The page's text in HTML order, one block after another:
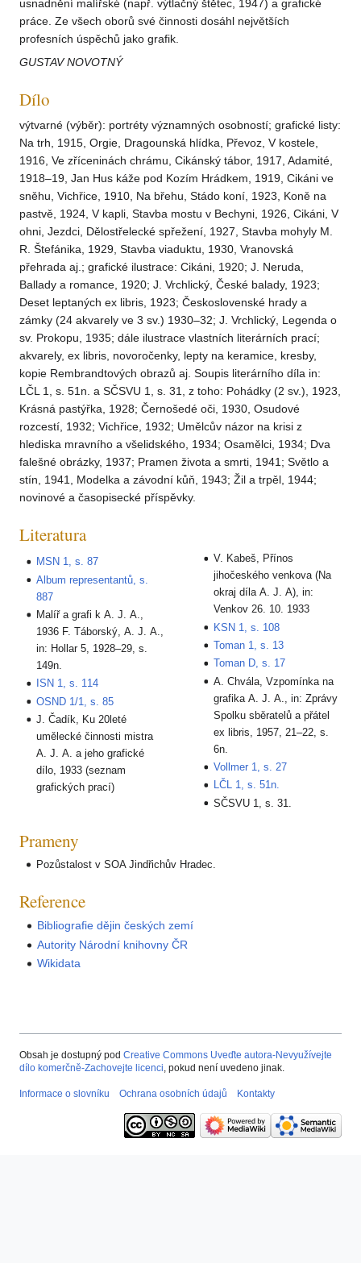
usnadnění malířské (např. výtlačný štětec, 1947) a grafické
práce. Ze všech oborů své činnosti dosáhl největších
profesních úspěchů jako grafik.
GUSTAV NOVOTNÝ
Dílo
výtvarné (výběr): portréty významných osobností; grafické listy:
Na trh, 1915, Orgie, Dragounská hlídka, Převoz, V kostele,
1916, Ve zříceninách chrámu, Cikánský tábor, 1917, Adamité,
1918–19, Jan Hus káže pod Kozím Hrádkem, 1919, Cikáni ve
sněhu, Vichřice, 1910, Na břehu, Stádo koní, 1923, Koně na
pastvě, 1924, V kapli, Stavba mostu v Bechyni, 1926, Cikáni, V
ohni, Jezdci, Dělostřelecké spřežení, 1927, Stavba mohyly M.
R. Štefánika, 1929, Stavba viaduktu, 1930, Vranovská
přehrada aj.; grafické ilustrace: Cikáni, 1920; J. Neruda,
Ballady a romance, 1920; J. Vrchlický, České balady, 1923;
Deset leptaných ex libris, 1923; Československé hrady a
zámky (24 akvarely ve 3 sv.) 1930–32; J. Vrchlický, Legenda o
sv. Prokopu, 1935; dále ilustrace vlastních literárních prací;
akvarely, ex libris, novoročenky, lepty na keramice, kresby,
kopie Rembrandtových obrazů aj. Soupis literárního díla in:
LČL 1, s. 51n. a SČSVU 1, s. 31, z toho: Pohádky (2 sv.), 1923,
Krásná pastýřka, 1928; Černošedé oči, 1930, Osudové
rozcestí, 1932; Vichřice, 1932; Umělcův názor na krisi z
hlediska mravního a všelidského, 1934; Osamělci, 1934; Dva
falešné obrázky, 1937; Pramen života a smrti, 1941; Světlo a
stín, 1941, Modelka a závodní kůň, 1943; Žil a trpěl, 1944;
novinové a časopisecké příspěvky.
Literatura
MSN 1, s. 87
Album representantů, s.
887
Malíř a grafi k A. J. A.,
1936 F. Táborský, A. J. A.,
in: Hollar 5, 1928–29, s.
149n.
ISN 1, s. 114
OSND 1/1, s. 85
J. Čadík, Ku 20leté
umělecké činnosti mistra
A. J. A. a jeho grafické
dílo, 1933 (seznam
grafických prací)
V. Kabeš, Přínos
jihočeského venkova (Na
okraj díla A. J. A), in:
Venkov 26. 10. 1933
KSN 1, s. 108
Toman 1, s. 13
Toman D, s. 17
A. Chvála, Vzpomínka na
grafika A. J. A., in: Zprávy
Spolku sběratelů a přátel
ex libris, 1957, 21–22, s.
6n.
Vollmer 1, s. 27
LČL 1, s. 51n.
SČSVU 1, s. 31.
Prameny
Pozůstalost v SOA Jindřichův Hradec.
Reference
Bibliografie dějin českých zemí
Autority Národní knihovny ČR
Wikidata
Obsah je dostupný pod Creative Commons Uveďte autora-Nevyužívejte
dílo komerčně-Zachovejte licenci , pokud není uvedeno jinak.
Informace o slovníku Ochrana osobních údajů Kontakty